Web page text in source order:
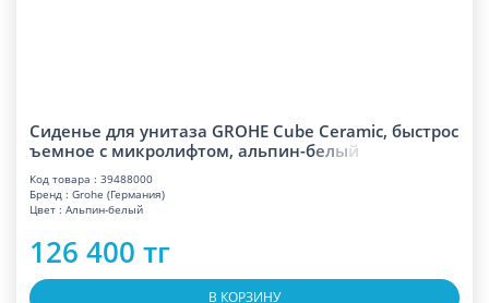
Сиденье для унитаза GROHE Cube Ceramic, быстрос
ъемное с микролифтом, альпин-белый
Код товара : 39488000
Бренд : Grohe (Германия)
Цвет : Альпин-белый
126 400 тг
В КОРЗИНУ